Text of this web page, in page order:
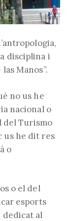
disciplina i
Manos”.
no us he
nacional o
del Turismo
us he dit res
o
o el del
esports
dedicat al